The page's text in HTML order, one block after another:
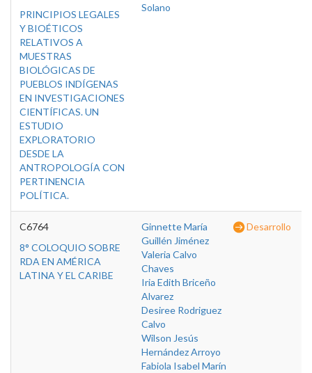
PRINCIPIOS LEGALES
Y BIOÉTICOS
RELATIVOS A
MUESTRAS
BIOLÓGICAS DE
PUEBLOS INDÍGENAS
EN INVESTIGACIONES
CIENTÍFICAS. UN
ESTUDIO
EXPLORATORIO
DESDE LA
ANTROPOLOGÍA CON
PERTINENCIA
POLÍTICA.
Solano
C6764
8° COLOQUIO SOBRE
RDA EN AMÉRICA
LATINA Y EL CARIBE
Ginnette María
Guillén Jiménez
Valeria Calvo
Chaves
Iria Edith Briceño
Alvarez
Desiree Rodriguez
Calvo
Wilson Jesús
Hernández Arroyo
Fabiola Isabel Marín
Desarrollo